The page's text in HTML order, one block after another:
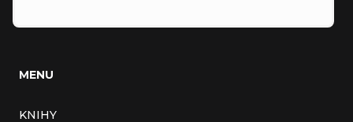
MENU
KNIHY